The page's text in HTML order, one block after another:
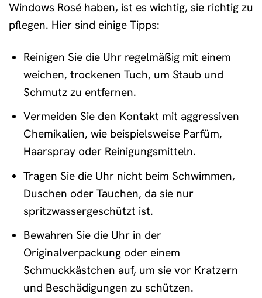
Windows Rosé haben, ist es wichtig, sie richtig zu
pflegen. Hier sind einige Tipps:
Reinigen Sie die Uhr regelmäßig mit einem
weichen, trockenen Tuch, um Staub und
Schmutz zu entfernen.
Vermeiden Sie den Kontakt mit aggressiven
Chemikalien, wie beispielsweise Parfüm,
Haarspray oder Reinigungsmitteln.
Tragen Sie die Uhr nicht beim Schwimmen,
Duschen oder Tauchen, da sie nur
spritzwassergeschützt ist.
Bewahren Sie die Uhr in der
Originalverpackung oder einem
Schmuckkästchen auf, um sie vor Kratzern
und Beschädigungen zu schützen.